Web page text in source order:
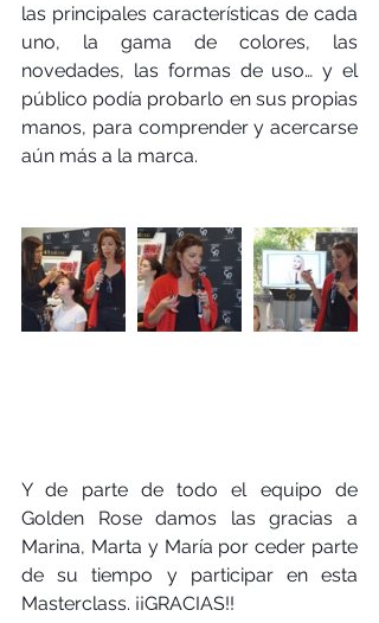
las principales características de cada
uno, la gama de colores, las
novedades, las formas de uso… y el
público podía probarlo en sus propias
manos, para comprender y acercarse
aún más a la marca.
Y de parte de todo el equipo de
Golden Rose damos las gracias a
Marina, Marta y María por ceder parte
de su tiempo y participar en esta
Masterclass. ¡¡GRACIAS!!